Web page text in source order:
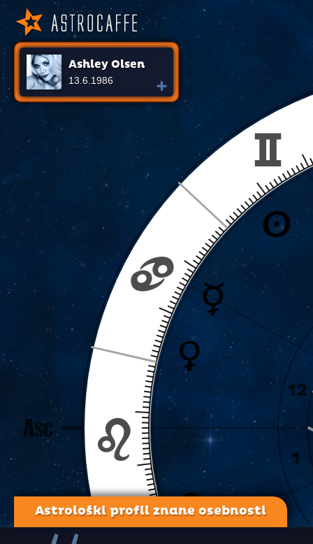
Ashley Olsen
13.6.1986
Astrološki profil znane osebnosti